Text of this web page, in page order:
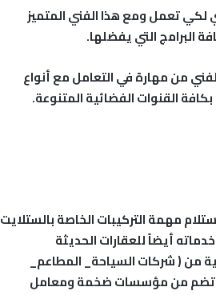
لكي تعمل ومع هذا الفني المتميز
البرامج التي يفضلها.
من مهارة في التعامل مع أنواع
القنوات الفضائية المتنوعة.
مهمة التركيبات الخاصة بالستلايت
أيضاً للعقارات الحديثة
من ( شركات السياحة_ المطاعم_
وما تضم من مؤسسات ضخمة ومعامل